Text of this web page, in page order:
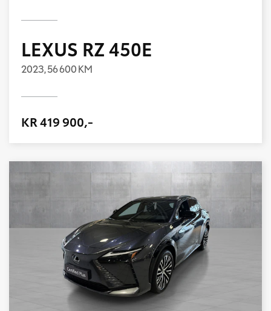
LEXUS RZ 450E
2023,56 600 KM
KR 419 900,-